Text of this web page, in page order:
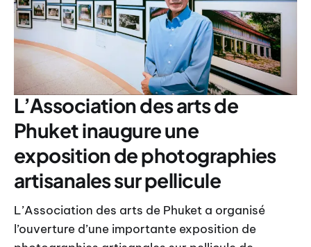
L’Association des arts de
Phuket inaugure une
exposition de photographies
artisanales sur pellicule
L’Association des arts de Phuket a organisé
l’ouverture d’une importante exposition de